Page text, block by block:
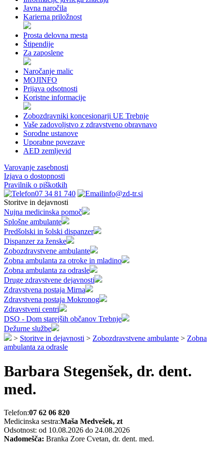
Javna naročila
Karierna priložnost
Prosta delovna mesta
Štipendije
Za zaposlene
Naročanje malic
MOJINFO
Prijava odsotnosti
Koristne informacije
Zobozdravniki koncesionarji UE Trebnje
Vaše zadovoljstvo z zdravstveno obravnavo
Sorodne ustanove
Uporabne povezave
AED zemljevid
Varovanje zasebnosti
Izjava o dostopnosti
Pravilnik o piškotkih
07 34 81 740
info@zd-tr.si
Storitve in dejavnosti
Nujna medicinska pomoč
Splošne ambulante
Predšolski in šolski dispanzer
Dispanzer za ženske
Zobozdravstvene ambulante
Zobna ambulanta za otroke in mladino
Zobna ambulanta za odrasle
Druge zdravstvene dejavnosti
Zdravstvena postaja Mirna
Zdravstvena postaja Mokronog
Zdravstveni centri
DSO - Dom starejših občanov Trebnje
Dežurne službe
> Storitve in dejavnosti > Zobozdravstvene ambulante > Zobna
ambulanta za odrasle
Barbara Stegenšek, dr. dent.
med.
Telefon:07 62 06 820
Medicinska sestra:Maša Medvešek, zt
Odsotnost: od 10.08.2026 do 24.08.2026
Nadomešča: Branka Zore Cvetan, dr. dent. med.